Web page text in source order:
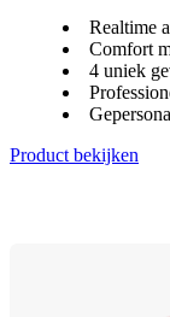
Realtime
Comfort
4 uniek
Product bekijken